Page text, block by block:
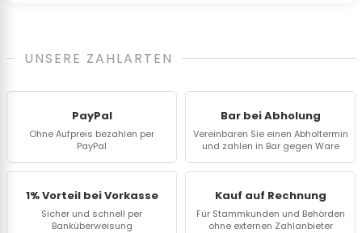
UNSERE ZAHLARTEN
PayPal
Ohne Aufpreis bezahlen per
PayPal
Bar bei Abholung
Vereinbaren Sie einen Abholtermin
und zahlen in Bar gegen Ware
1% Vorteil bei Vorkasse
Sicher und schnell per
Banküberweisung
Kauf auf Rechnung
Für Stammkunden und Behörden
ohne externen Zahlanbieter